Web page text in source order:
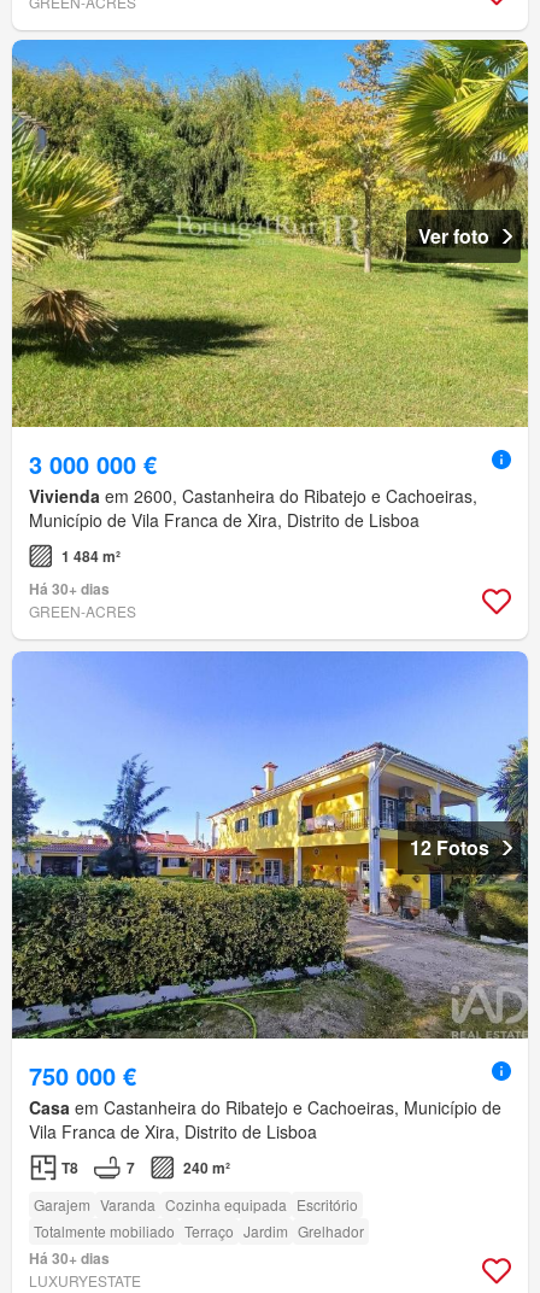
Ver foto
3 000 000 €
Vivienda em 2600, Castanheira do Ribatejo e Cachoeiras,
Município de Vila Franca de Xira, Distrito de Lisboa
1 484 m²
Há 30+ dias
GREEN-ACRES
12 Fotos
750 000 €
Casa em Castanheira do Ribatejo e Cachoeiras, Município de
Vila Franca de Xira, Distrito de Lisboa
T8 7 240 m²
Garajem Varanda Cozinha equipada Escritório
Totalmente mobiliado Terraço Jardim Grelhador
Há 30+ dias
LUXURYESTATE